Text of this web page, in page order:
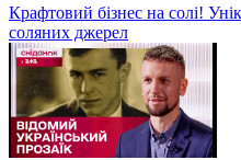
Крафтовий бізнес на солі!
соляних джерел